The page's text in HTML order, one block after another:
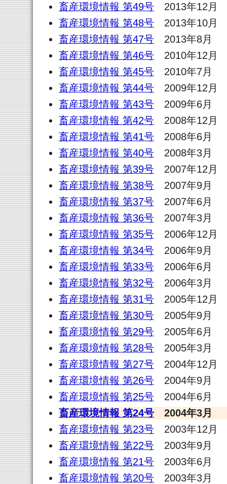
畜産環境情報 第49号 2013年12月
畜産環境情報 第48号 2013年10月
畜産環境情報 第47号 2013年8月
畜産環境情報 第46号 2010年12月
畜産環境情報 第45号 2010年7月
畜産環境情報 第44号 2009年12月
畜産環境情報 第43号 2009年6月
畜産環境情報 第42号 2008年12月
畜産環境情報 第41号 2008年6月
畜産環境情報 第40号 2008年3月
畜産環境情報 第39号 2007年12月
畜産環境情報 第38号 2007年9月
畜産環境情報 第37号 2007年6月
畜産環境情報 第36号 2007年3月
畜産環境情報 第35号 2006年12月
畜産環境情報 第34号 2006年9月
畜産環境情報 第33号 2006年6月
畜産環境情報 第32号 2006年3月
畜産環境情報 第31号 2005年12月
畜産環境情報 第30号 2005年9月
畜産環境情報 第29号 2005年6月
畜産環境情報 第28号 2005年3月
畜産環境情報 第27号 2004年12月
畜産環境情報 第26号 2004年9月
畜産環境情報 第25号 2004年6月
畜産環境情報 第24号 2004年3月
畜産環境情報 第23号 2003年12月
畜産環境情報 第22号 2003年9月
畜産環境情報 第21号 2003年6月
畜産環境情報 第20号 2003年3月